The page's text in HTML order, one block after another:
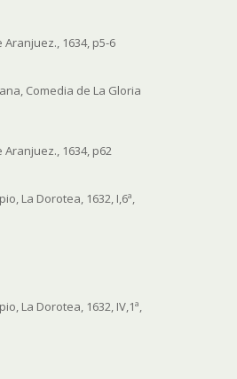
1634, p5-6
Comedia de La Gloria
1634, p62
La Dorotea, 1632, I,6ª,
La Dorotea, 1632, IV,1ª,